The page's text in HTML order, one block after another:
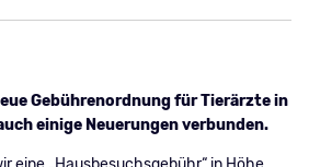
Gebührenordnung für Tierärzte in
einige Neuerungen verbunden.